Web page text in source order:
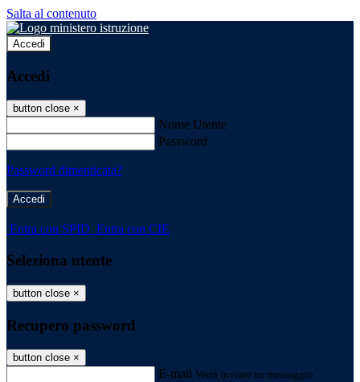
Salta al contenuto
Accedi
Accedi
button close ×
Nome Utente
Password
Password dimenticata?
-
Entra con SPID Entra con CIE
Seleziona utente
button close ×
Recupero password
button close ×
E-mail Verrà inviato un messaggio